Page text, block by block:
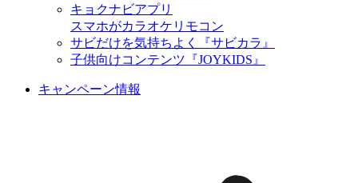
キョクナビアプリ
スマホがカラオケリモコン
サビだけを気持ちよく『サビカラ』
子供向けコンテンツ『JOYKIDS』
キャンペーン情報